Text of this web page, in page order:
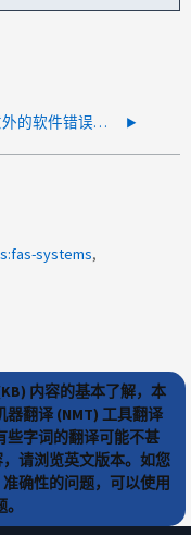
由于意外的软件错误，网络接口初始化失败
systems
内容的基本了解，本
翻译 (NMT) 工具翻译
些字词的翻译可能不甚
请浏览英文版本。如您
确性的问题，可以使用